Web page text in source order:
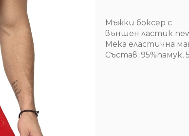
Мъжки боксер с
външен ластик
Мека еластична
Състав: 95%памук,